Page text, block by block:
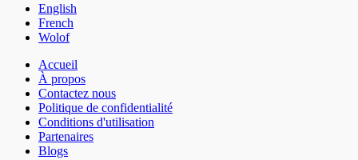
English
French
Wolof
Accueil
À propos
Contactez nous
Politique de confidentialité
Conditions d'utilisation
Partenaires
Blogs